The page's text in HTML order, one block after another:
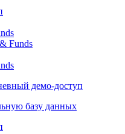
Funds
демо-доступ
базу данных